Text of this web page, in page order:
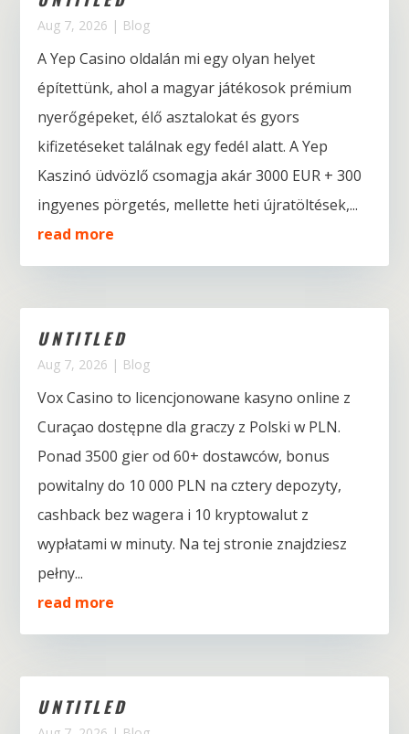
Aug 7, 2026 | Blog
A Yep Casino oldalán mi egy olyan helyet
építettünk, ahol a magyar játékosok prémium
nyerőgépeket, élő asztalokat és gyors
kifizetéseket találnak egy fedél alatt. A Yep
Kaszinó üdvözlő csomagja akár 3000 EUR + 300
ingyenes pörgetés, mellette heti újratöltések,...
read more
UNTITLED
Aug 7, 2026 | Blog
Vox Casino to licencjonowane kasyno online z
Curaçao dostępne dla graczy z Polski w PLN.
Ponad 3500 gier od 60+ dostawców, bonus
powitalny do 10 000 PLN na cztery depozyty,
cashback bez wagera i 10 kryptowalut z
wypłatami w minuty. Na tej stronie znajdziesz
pełny...
read more
UNTITLED